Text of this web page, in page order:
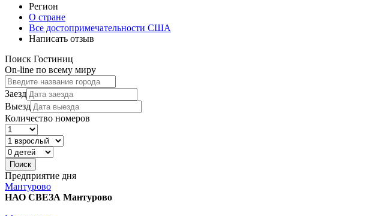
Регион
О стране
Все достопримечательности США
Написать отзыв
Поиск Гостиниц
On-line по всему миру
Заезд
Выезд
Количество номеров
Предприятие дня
Мантурово
НАО СВЕЗА Мантурово